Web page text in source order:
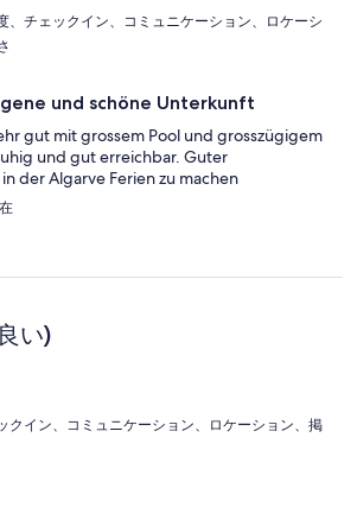
、チェックイン、コミュニケーション、ロケーシ
und schöne Unterkunft
gut mit grossem Pool und grosszügigem
und gut erreichbar. Guter
der Algarve Ferien zu machen
い)
クイン、コミュニケーション、ロケーション、掲